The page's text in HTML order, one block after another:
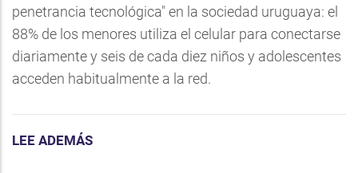
penetrancia tecnológica" en la sociedad uruguaya: el
88% de los menores utiliza el celular para conectarse
diariamente y seis de cada diez niños y adolescentes
acceden habitualmente a la red.
LEE ADEMÁS